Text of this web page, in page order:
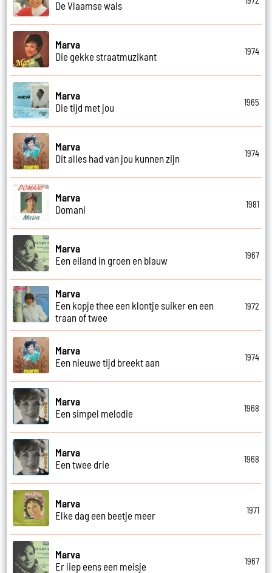
De Vlaamse wals
Marva
Die gekke straatmuzikant
1974
Marva
Die tijd met jou
1965
Marva
Dit alles had van jou kunnen zijn
1974
Marva
Domani
1981
Marva
Een eiland in groen en blauw
1967
Marva
Een kopje thee een klontje suiker en een
traan of twee
1972
Marva
Een nieuwe tijd breekt aan
1974
Marva
Een simpel melodie
1968
Marva
Een twee drie
1968
Marva
Elke dag een beetje meer
1971
Marva
Er liep eens een meisje
1967